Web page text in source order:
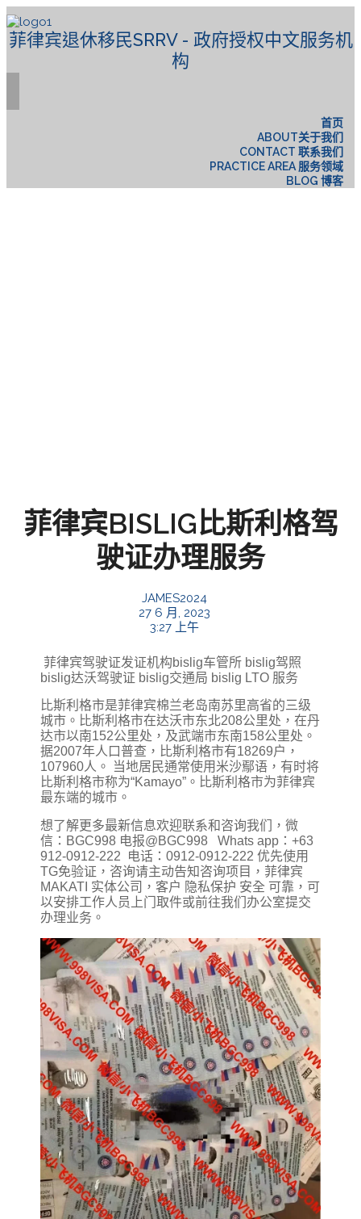
菲律宾退休移民SRRV - 政府授权中文服务机
构
首页
ABOUT关于我们
CONTACT 联系我们
PRACTICE AREA 服务领域
BLOG 博客
菲律宾BISLIG比斯利格驾
驶证办理服务
JAMES2024
27 6 月, 2023
3:27 上午
菲律宾驾驶证发证机构bislig车管所 bislig驾照
bislig达沃驾驶证 bislig交通局 bislig LTO 服务
比斯利格市是菲律宾棉兰老岛南苏里高省的三级
城市。比斯利格市在达沃市东北208公里处，在丹
达市以南152公里处，及武端市东南158公里处。
据2007年人口普查，比斯利格市有18269户，
107960人。 当地居民通常使用米沙鄢语，有时将
比斯利格市称为“Kamayo”。比斯利格市为菲律宾
最东端的城市。
想了解更多最新信息欢迎联系和咨询我们，微
信：BGC998 电报@BGC998 Whats app：+63
912-0912-222 电话：0912-0912-222 优先使用
TG免验证，咨询请主动告知咨询项目，菲律宾
MAKATI 实体公司，客户 隐私保护 安全 可靠，可
以安排工作人员上门取件或前往我们办公室提交
办理业务。